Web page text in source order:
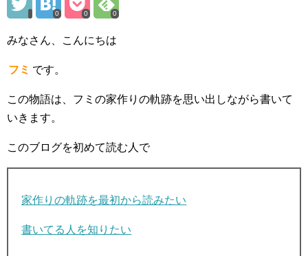
0 0 0
みなさん、こんにちは
フミ です。
この物語は、フミの家作りの軌跡を思い出しながら書いて
いきます。
このブログを初めて読む人で
家作りの軌跡を最初から読みたい
書いてる人を知りたい